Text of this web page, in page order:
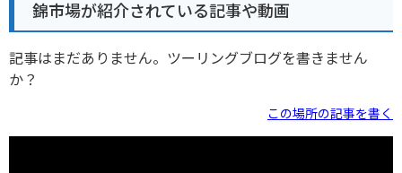
錦市場が紹介されている記事や動画
記事はまだありません。ツーリングブログを書きません
か？
この場所の記事を書く